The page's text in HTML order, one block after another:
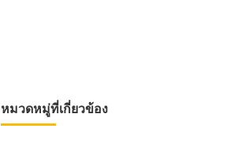
หมวดหมู่ที่เกี่ยวข้อง